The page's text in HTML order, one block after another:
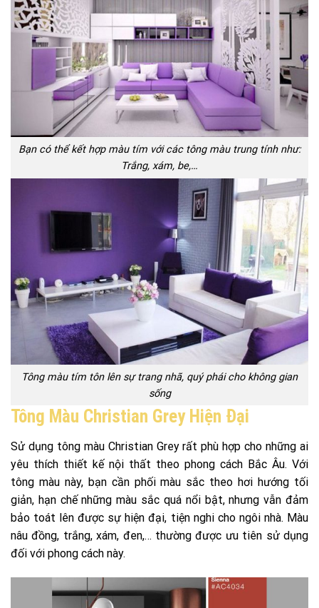
Bạn có thể kết hợp màu tím với các tông màu trung tính như:
Trắng, xám, be,…
Tông màu tím tôn lên sự trang nhã, quý phái cho không gian
sống
Tông Màu Christian Grey Hiện Đại
Sử dụng tông màu Christian Grey rất phù hợp cho những ai
yêu thích thiết kế nội thất theo phong cách Bắc Âu. Với
tông màu này, bạn cần phối màu sắc theo hơi hướng tối
giản, hạn chế những màu sắc quá nổi bật, nhưng vẫn đảm
bảo toát lên được sự hiện đại, tiện nghi cho ngôi nhà. Màu
nâu đồng, trắng, xám, đen,… thường được ưu tiên sử dụng
đối với phong cách này.